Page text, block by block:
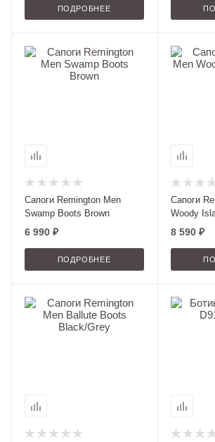
ПОДРОБНЕЕ
Сапоги Remington Men
Swamp Boots Вrown
6 990 ₽
ПОДРОБНЕЕ
Сапоги
Woody
8 590 ₽